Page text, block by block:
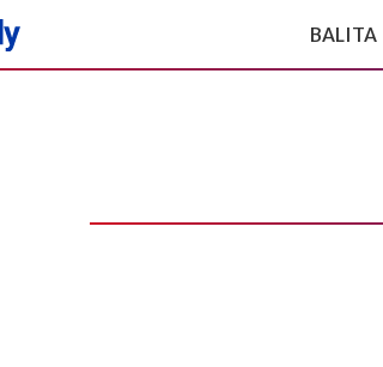
BALITA